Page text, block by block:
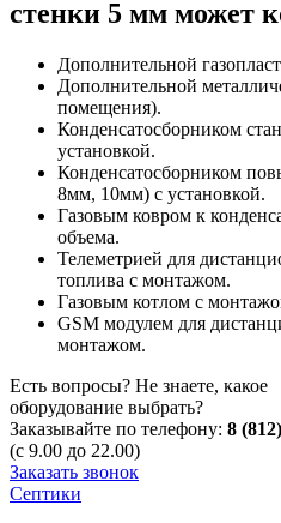
стенки 5 мм может
Дополнительной
Дополнительной
помещения).
Конденсатосборником
установкой.
Конденсатосборником
8мм, 10мм) с установкой.
Газовым ковром к
объема.
Телеметрией для
топлива с монтажом.
Газовым котлом с
GSM модулем для
монтажом.
Есть вопросы? Не знаете, какое
оборудование выбрать?
Заказывайте по телефону: 8
(с 9.00 до 22.00)
Заказать звонок
Септики